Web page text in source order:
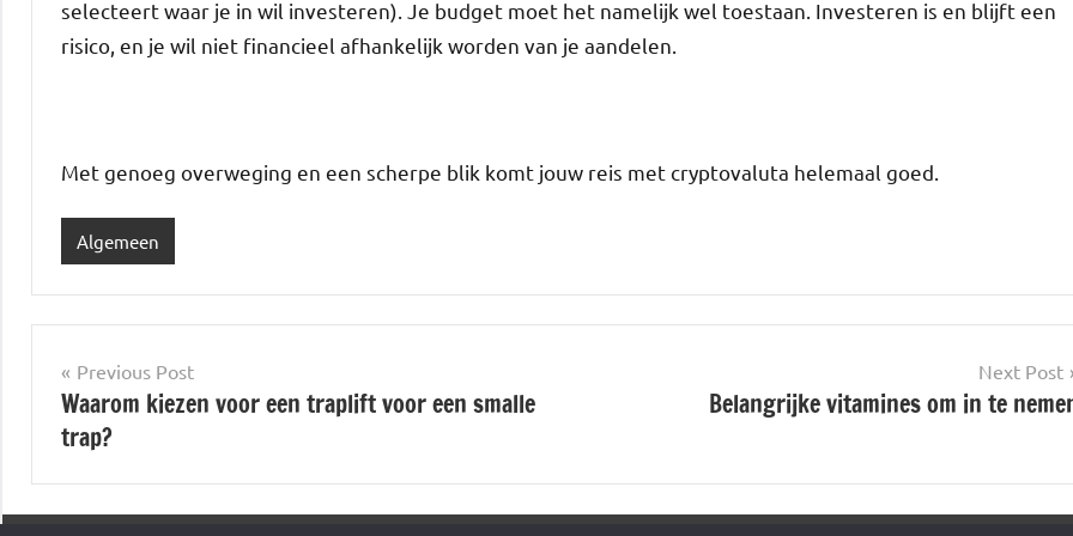
selecteert waar je in wil investeren). Je budget moet het namelijk wel toestaan. Investeren is en blijft een
risico, en je wil niet financieel afhankelijk worden van je aandelen.
Met genoeg overweging en een scherpe blik komt jouw reis met cryptovaluta helemaal goed.
Algemeen
Post
navigation
Previous Post
Waarom kiezen voor een traplift voor een smalle
trap?
Next Post
Belangrijke vitamines om in te